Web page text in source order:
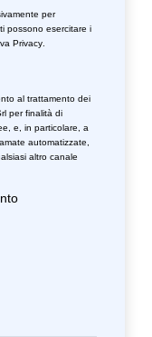
per
possono esercitare i
Privacy
al trattamento dei
per finalità di
e, in particolare, a
automatizzate,
altro canale